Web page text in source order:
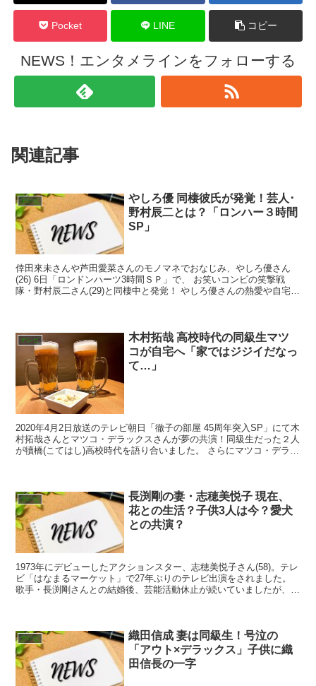
Pocket LINE コピー
NEWS！エンタメラインをフォローする
関連記事
テレビ
やしろ優 同棲彼氏が発覚！芸人･
野村辰二とは？「ロンハー３時間
SP」
倖田來未さんや芦田愛菜さんのモノマネでおなじみ、やしろ優さん
(26) 6日「ロンドンハーツ3時間ＳＰ」で、 お笑いコンビの笑撃戦
隊・野村辰二さん(29)と同棲中と発覚！ やしろ優さんの熱愛や自宅、
テレビ
木村拓哉 高校時代の同級生マツ
コが自宅へ「家ではジジイだなっ
て…」
2020年4月2日放送のテレビ朝日「徹子の部屋 45周年突入SP」にて木
村拓哉さんとマツコ・デラックスさんが夢の共演！同級生だった２人
が犢橋(こてはし)高校時代を語り合いました。 さらにマツコ・デラッ
テレビ
長渕剛の妻・志穂美悦子 現在、
花との生活？子供3人は今？愛犬
との共演？
1973年にデビューしたアクションスター、志穂美悦子さん(58)。テレ
ビ「はなまるマーケット」で27年ぶりのテレビ出演をされました。
歌手・長渕剛さんとの結婚後、芸能活動休止が続いていましたが、現
テレビ
織田信成 妻は同級生！号泣の
「アウト×デラックス」子供に織
田信長の一字